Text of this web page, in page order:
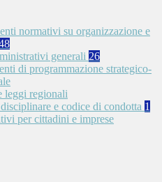
normativi su organizzazione e
generali 26
di programmazione strategico-
leggi regionali
e codice di condotta 1
per cittadini e imprese